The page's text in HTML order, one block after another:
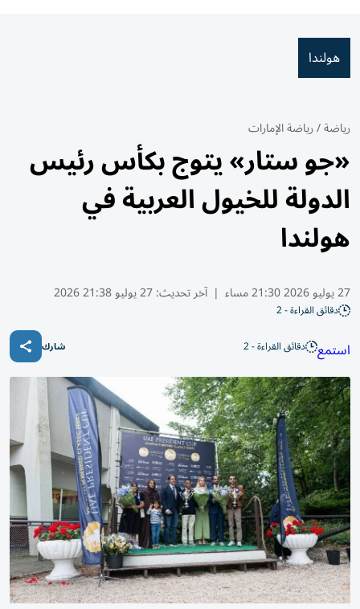
هولندا
رياضة/رياضة الإمارات
«جو ستار» يتوج بكأس رئيس
الدولة للخيول العربية في
هولندا
27 يوليو 2026 21:30 مساء | آخر تحديث:27 يوليو 21:38 2026
دقائق القراءة - 2
استمع دقائق القراءة - 2 شارك